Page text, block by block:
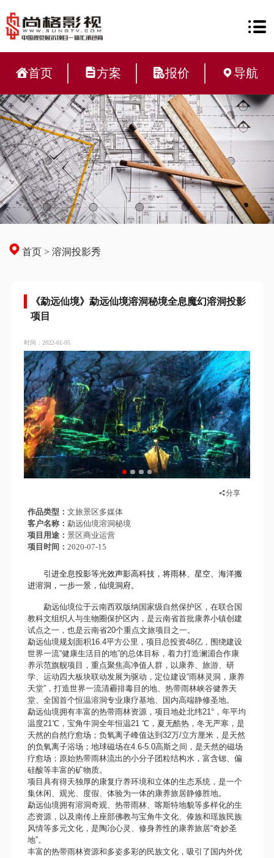
首页 方案 报价 导航
首页 >溶洞投影秀
《勐远仙境》勐远仙境溶洞秘境全息魔幻溶洞投影
项目
时间：2022-01-05
分享
作品类型
文旅景区多媒体
客户名称
勐远仙境溶洞秘境
项目用途
景区商业运营
项目时间
2020-07-15
引进全息投影等光效声影高科技，将雨林、星空、海洋搬
进溶洞，一步一景，仙境洞府。
勐远仙境位于云南西双版纳国家级自然保护区，在联合国
教科文组织人与生物圈保护区内，是云南省首批康养小镇创建
试点之一，也是云南省20个重点文旅项目之一。
勐远仙境规划面积16.4平方公里，项目总投资48亿，围绕建设
世界一流“健康生活目的地”的总体目标，着力打造澜湄合作康
养示范旗舰项目，重点聚焦高净值人群，以康养、旅游、研
学、运动四大板块联动发展为驱动，定位建设“雨林灵洞，康养
天堂”，打造世界一流清霾排毒目的地、热带雨林峡谷健养天
堂、全国首个恒温溶洞专业康疗基地、国内高端静修圣地。
勐远仙境拥有丰富的热带雨林资源，项目地处北纬21°，年平均
温度21℃，宝角牛洞全年恒温21 ℃，夏无酷热，冬无严寒，是
天然的自然疗愈场；负氧离子峰值达到32万/立方厘米，是天然
的负氧离子浴场；地球磁场在4.6-5.0高斯之间，是天然的磁场
疗愈场；原始热带雨林流出的小分子团粒结构水，富含锶、偏
硅酸等丰富的矿物质。
项目具有得天独厚的康复疗养环境和立体的生态系统，是一个
集休闲、观光、度假、体验为一体的康养旅居静修胜地。
勐远仙境拥有溶洞奇观、热带雨林、喀斯特地貌等多样化的生
态资源，以及南传上座部佛教与宝角牛文化、傣族和瑶族民族
风情等多元文化，是陶冶心灵、修身养性的康养旅居“奇妙圣
地”。
丰富的热带雨林资源和多姿多彩的民族文化，吸引了国内外优